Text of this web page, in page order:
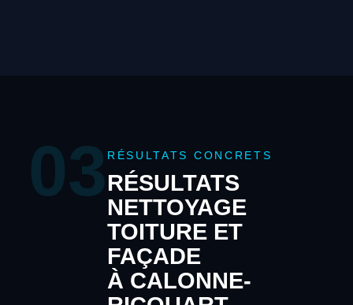
03 RÉSULTATS CONCRETS
RÉSULTATS
NETTOYAGE
TOITURE ET
FAÇADE
À CALONNE-